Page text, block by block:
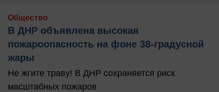
Общество
В ДНР объявлена высокая
пожароопасность на фоне 38-градусной
жары
Не жгите траву! В ДНР сохраняется риск
масштабных пожаров